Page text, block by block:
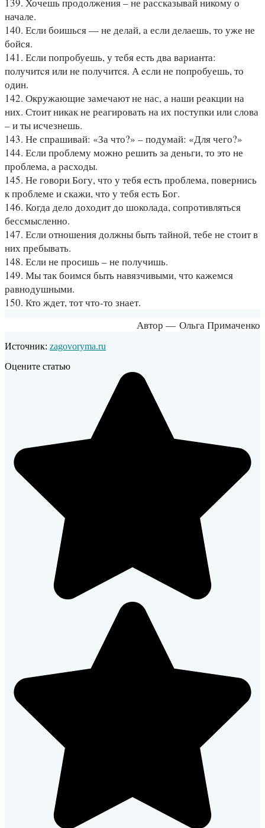
начале.
140. Если боишься — не делай, a если делаешь, то уже не
бойся.
141. Если попробуешь, у тeбя есть два варианта:
получитcя или не получится. А eсли не попробуешь, то
один.
142. Окружающие замечают не нас, а наши реакции на
них. Стоит никак не реагировать на их поступки или слова
– и ты исчезнешь.
143. Не спрашивай: «За что?» – подумай: «Для чего?»
144. Если проблему можно решить за деньги, то это не
проблема, а расходы.
145. Не говори Богу, что у тебя есть проблема, повернись
к проблеме и скажи, что у тебя есть Бог.
146. Когда дело доходит до шоколада, сопротивляться
бессмысленно.
147. Если отношения должны быть тайной, тебе не стоит в
них пребывать.
148. Если не просишь – не получишь.
149. Мы так боимся быть навязчивыми, что кажемся
равнодушными.
150. Кто ждет, тот что-то знает.
Автор — Ольга Примаченко
Источник: zagovoryma.ru
Оцените статью